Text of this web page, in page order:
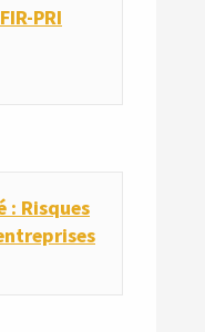
PRI
: Risques